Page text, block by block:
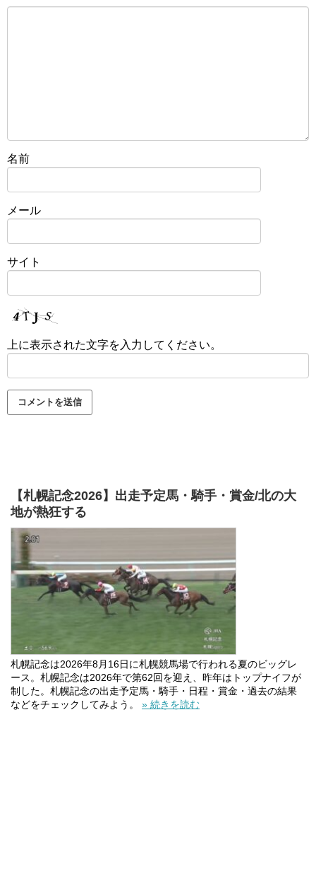
名前
メール
サイト
上に表示された文字を入力してください。
【札幌記念2026】出走予定馬・騎手・賞金/北の大
地が熱狂する
札幌記念は2026年8月16日に札幌競馬場で行われる夏のビッグレ
ース。札幌記念は2026年で第62回を迎え、昨年はトップナイフが
制した。札幌記念の出走予定馬・騎手・日程・賞金・過去の結果
などをチェックしてみよう。 » 続きを読む